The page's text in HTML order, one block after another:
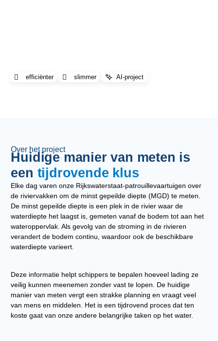
door het gebruik van AI
efficiënter slimmer AI-project
Over het project
Huidige manier van meten is
een tijdrovende klus
Elke dag varen onze Rijkswaterstaat-patrouillevaartuigen over
de riviervakken om de minst gepeilde diepte (MGD) te meten.
De minst gepeilde diepte is een plek in de rivier waar de
waterdiepte het laagst is, gemeten vanaf de bodem tot aan het
wateroppervlak. Als gevolg van de stroming in de rivieren
verandert de bodem continu, waardoor ook de beschikbare
waterdiepte varieert.
Deze informatie helpt schippers te bepalen hoeveel lading ze
veilig kunnen meenemen zonder vast te lopen. De huidige
manier van meten vergt een strakke planning en vraagt veel
van mens en middelen. Het is een tijdrovend proces dat ten
koste gaat van onze andere belangrijke taken op het water.